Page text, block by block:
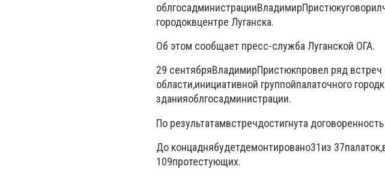
облгосадминистрацииВладимирПристюкуговорил
городоквцентре Луганска.
Об этом сообщает пресс-служба Луганской ОГА.
29 сентябряВладимирПристюкпровел ряд встреч
области,инициативной группойпалаточного
зданияоблгосадминистрации.
По результатамвстречдостигнута
До концаднябудетдемонтировано31из 37палаток,
109протестующих.